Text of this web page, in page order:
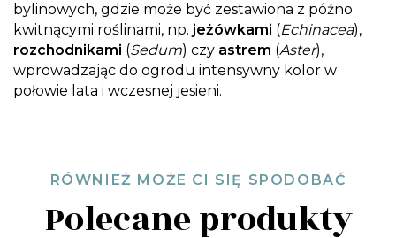
bylinowych, gdzie może być zestawiona z późno
kwitnącymi roślinami, np. jeżówkami (Echinacea),
rozchodnikami (Sedum) czy astrem (Aster),
wprowadzając do ogrodu intensywny kolor w
połowie lata i wczesnej jesieni.
RÓWNIEŻ MOŻE CI SIĘ SPODOBAĆ
Polecane produkty